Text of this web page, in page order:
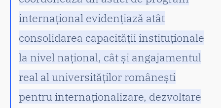
internațional evidențiază atât
consolidarea capacității instituționale
la nivel național, cât și angajamentul
real al universităților românești
pentru internaționalizare, dezvoltare